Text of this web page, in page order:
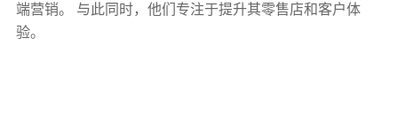
端营销。 与此同时，他们专注于提升其零售店和客户体
验。